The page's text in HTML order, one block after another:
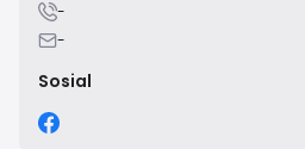
-
-
Sosial